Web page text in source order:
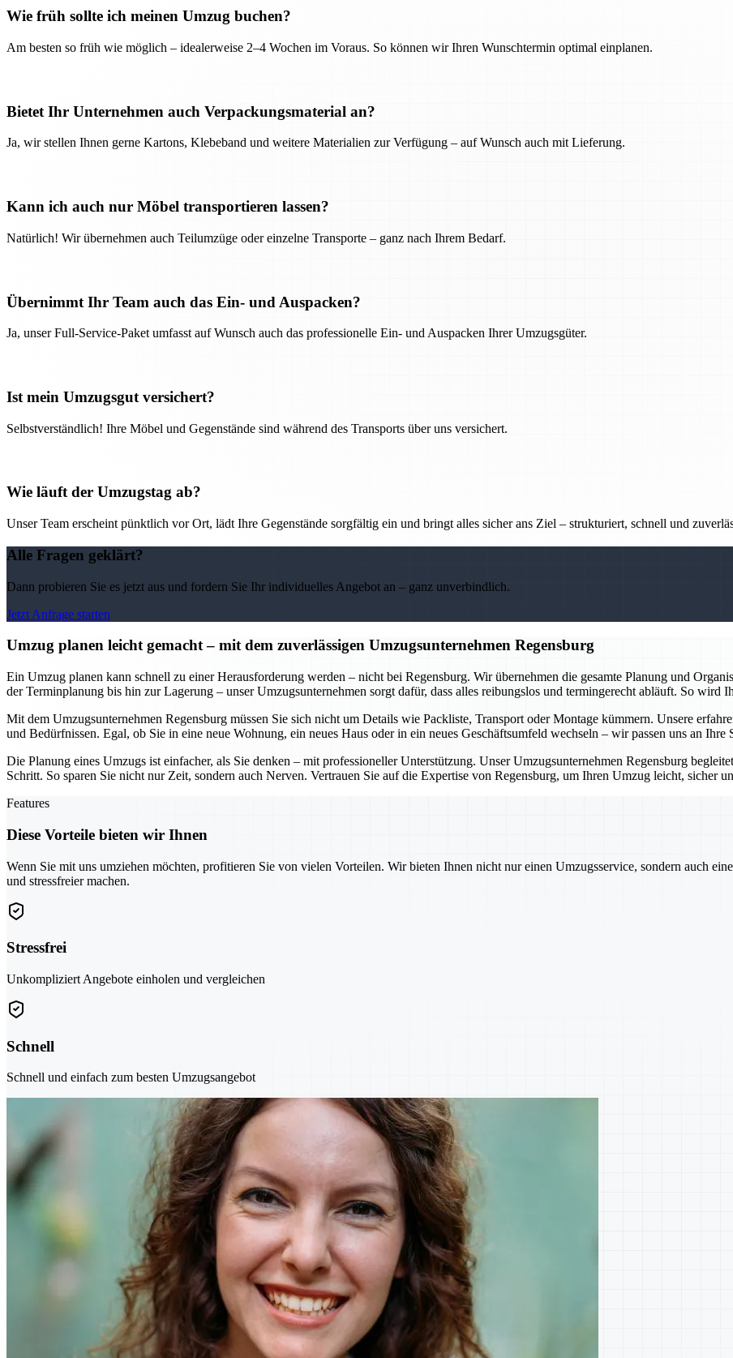
Wie früh sollte ich meinen Umzug buchen?
Am besten so früh wie möglich – idealerweise 2–4 Wochen im Voraus. So können wir Ihren Wunschtermin optimal einplanen.
Bietet Ihr Unternehmen auch Verpackungsmaterial an?
Ja, wir stellen Ihnen gerne Kartons, Klebeband und weitere Materialien zur Verfügung – auf Wunsch auch mit Lieferung.
Kann ich auch nur Möbel transportieren lassen?
Natürlich! Wir übernehmen auch Teilumzüge oder einzelne Transporte – ganz nach Ihrem Bedarf.
Übernimmt Ihr Team auch das Ein- und Auspacken?
Ja, unser Full-Service-Paket umfasst auf Wunsch auch das professionelle Ein- und Auspacken Ihrer Umzugsgüter.
Ist mein Umzugsgut versichert?
Selbstverständlich! Ihre Möbel und Gegenstände sind während des Transports über uns versichert.
Wie läuft der Umzugstag ab?
Unser Team erscheint pünktlich vor Ort, lädt Ihre Gegenstände sorgfältig ein und bringt alles sicher ans Ziel – strukturiert, schnell und
Alle Fragen geklärt?
Dann probieren Sie es jetzt aus und fordern Sie Ihr individuelles Angebot an – ganz unverbindlich.
Jetzt Anfrage starten
Umzug planen leicht gemacht – mit dem zuverlässigen Umzugsunternehmen Regensburg
Ein Umzug planen kann schnell zu einer Herausforderung werden – nicht bei Regensburg. Wir übernehmen die gesamte Planung und
der Terminplanung bis hin zur Lagerung – unser Umzugsunternehmen sorgt dafür, dass alles reibungslos und termingerecht abläuft. So wird
Mit dem Umzugsunternehmen Regensburg müssen Sie sich nicht um Details wie Packliste, Transport oder Montage kümmern. Unsere
und Bedürfnissen. Egal, ob Sie in eine neue Wohnung, ein neues Haus oder in ein neues Geschäftsumfeld wechseln – wir passen uns an
Die Planung eines Umzugs ist einfacher, als Sie denken – mit professioneller Unterstützung. Unser Umzugsunternehmen Regensburg
Schritt. So sparen Sie nicht nur Zeit, sondern auch Nerven. Vertrauen Sie auf die Expertise von Regensburg, um Ihren Umzug leicht, sicher
Features
Diese Vorteile bieten wir Ihnen
Wenn Sie mit uns umziehen möchten, profitieren Sie von vielen Vorteilen. Wir bieten Ihnen nicht nur einen Umzugsservice, sondern auch
und stressfreier machen.
Stressfrei
Unkompliziert Angebote einholen und vergleichen
Schnell
Schnell und einfach zum besten Umzugsangebot